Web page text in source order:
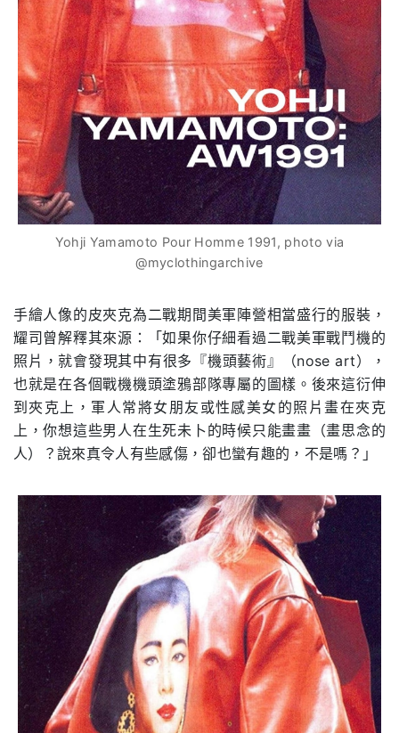
Yohji Yamamoto Pour Homme 1991, photo via
@myclothingarchive
手繪人像的皮夾克為二戰期間美軍陣營相當盛行的服裝，
耀司曾解釋其來源：「如果你仔細看過二戰美軍戰鬥機的
照片，就會發現其中有很多『機頭藝術』（nose art），
也就是在各個戰機機頭塗鴉部隊專屬的圖樣。後來這衍伸
到夾克上，軍人常將女朋友或性感美女的照片畫在夾克
上，你想這些男人在生死未卜的時候只能畫畫（畫思念的
人）？說來真令人有些感傷，卻也蠻有趣的，不是嗎？」